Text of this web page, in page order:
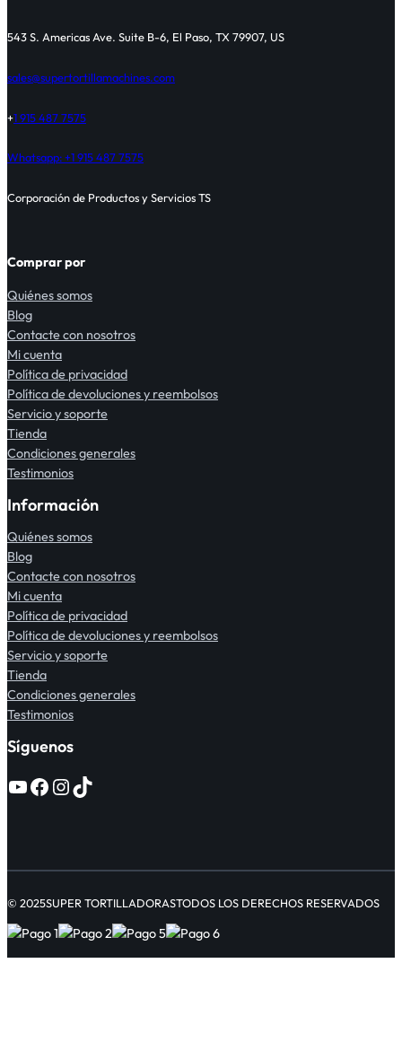
543 S. Americas Ave. Suite B-6, El Paso, TX 79907, US
sales@supertortillamachines.com
+1 915 487 7575
Whatsapp: +1 915 487 7575
Corporación de Productos y Servicios TS
Comprar por
Quiénes somos
Blog
Contacte con nosotros
Mi cuenta
Política de privacidad
Política de devoluciones y reembolsos
Servicio y soporte
Tienda
Condiciones generales
Testimonios
Información
Quiénes somos
Blog
Contacte con nosotros
Mi cuenta
Política de privacidad
Política de devoluciones y reembolsos
Servicio y soporte
Tienda
Condiciones generales
Testimonios
Síguenos
© 2025SUPER TORTILLADORASTODOS LOS DERECHOS RESERVADOS